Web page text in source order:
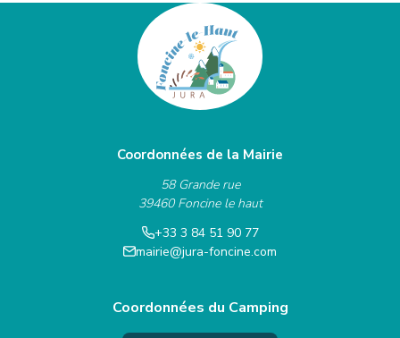
Coordonnées de la Mairie
58 Grande rue
39460 Foncine le haut
+33 3 84 51 90 77
mairie@jura-foncine.com
Coordonnées du Camping